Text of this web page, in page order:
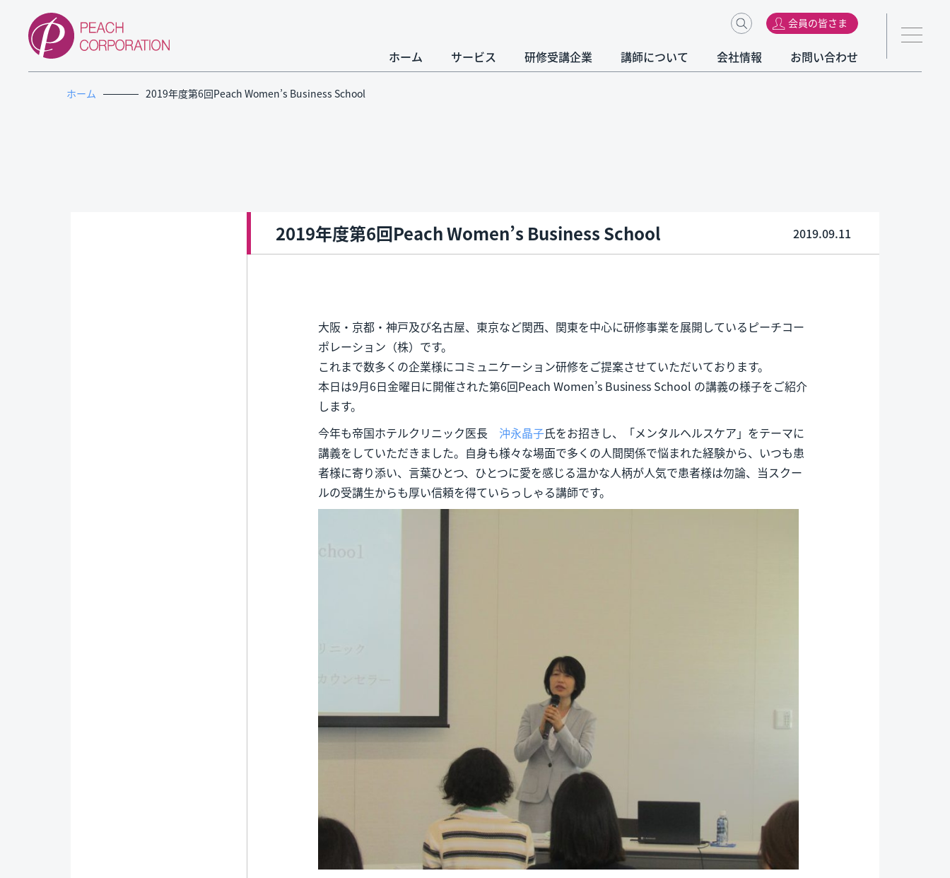
会員の皆さま
ホーム サービス 研修受講企業 講師について 会社情報 お問い合わせ
ホーム 2019年度第6回Peach Women’s Business School
2019年度第6回Peach Women’s Business School 2019.09.11
大阪・京都・神戸及び名古屋、東京など関西、関東を中心に研修事業を展開しているピーチコー
ポレーション（株）です。
これまで数多くの企業様にコミュニケーション研修をご提案させていただいております。
本日は9月6日金曜日に開催された第6回Peach Women’s Business School の講義の様子をご紹介
します。
今年も帝国ホテルクリニック医長 沖永晶子氏をお招きし、「メンタルヘルスケア」をテーマに
講義をしていただきました。自身も様々な場面で多くの人間関係で悩まれた経験から、いつも患
者様に寄り添い、言葉ひとつ、ひとつに愛を感じる温かな人柄が人気で患者様は勿論、当スクー
ルの受講生からも厚い信頼を得ていらっしゃる講師です。